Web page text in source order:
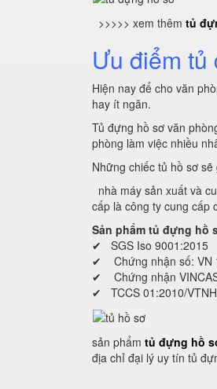
>>>>> xem thêm tủ
Ưu điểm
Hiện nay để cho văn
hay ít ngăn.
Tủ đựng hồ sơ văn
phòng làm việc nhiều
Những chiếc tủ hồ sơ
nhà máy sản xuất và
cấp là công ty cung cấp
Sản phẩm tủ đựng hồ
✔ SGS Iso 9001:2015
✔ Chứng nhận số: VN
✔ Chứng nhận
✔ TCCS 01:2010/
sản phẩm tủ đựng hồ
địa chỉ đại lý uy tín tủ